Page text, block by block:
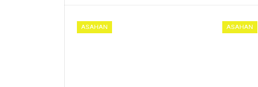
ASAHAN ASAHAN